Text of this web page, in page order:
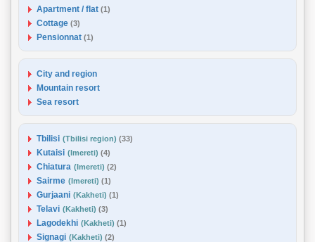
Apartment / flat (1)
Cottage (3)
Pensionnat (1)
City and region
Mountain resort
Sea resort
Tbilisi (Tbilisi region) (33)
Kutaisi (Imereti) (4)
Chiatura (Imereti) (2)
Sairme (Imereti) (1)
Gurjaani (Kakheti) (1)
Telavi (Kakheti) (3)
Lagodekhi (Kakheti) (1)
Signagi (Kakheti) (2)